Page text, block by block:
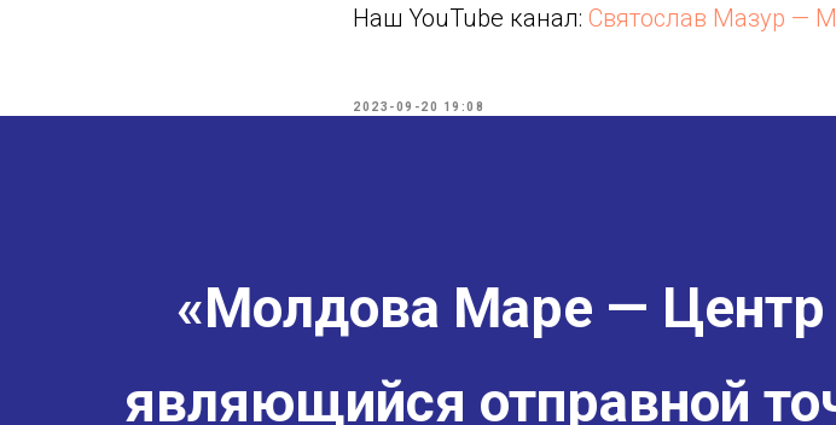
Наш YouTube канал: Святослав Мазур —
2023-09-20 19:08
«Молдова Маре — Центр
являющийся отправной